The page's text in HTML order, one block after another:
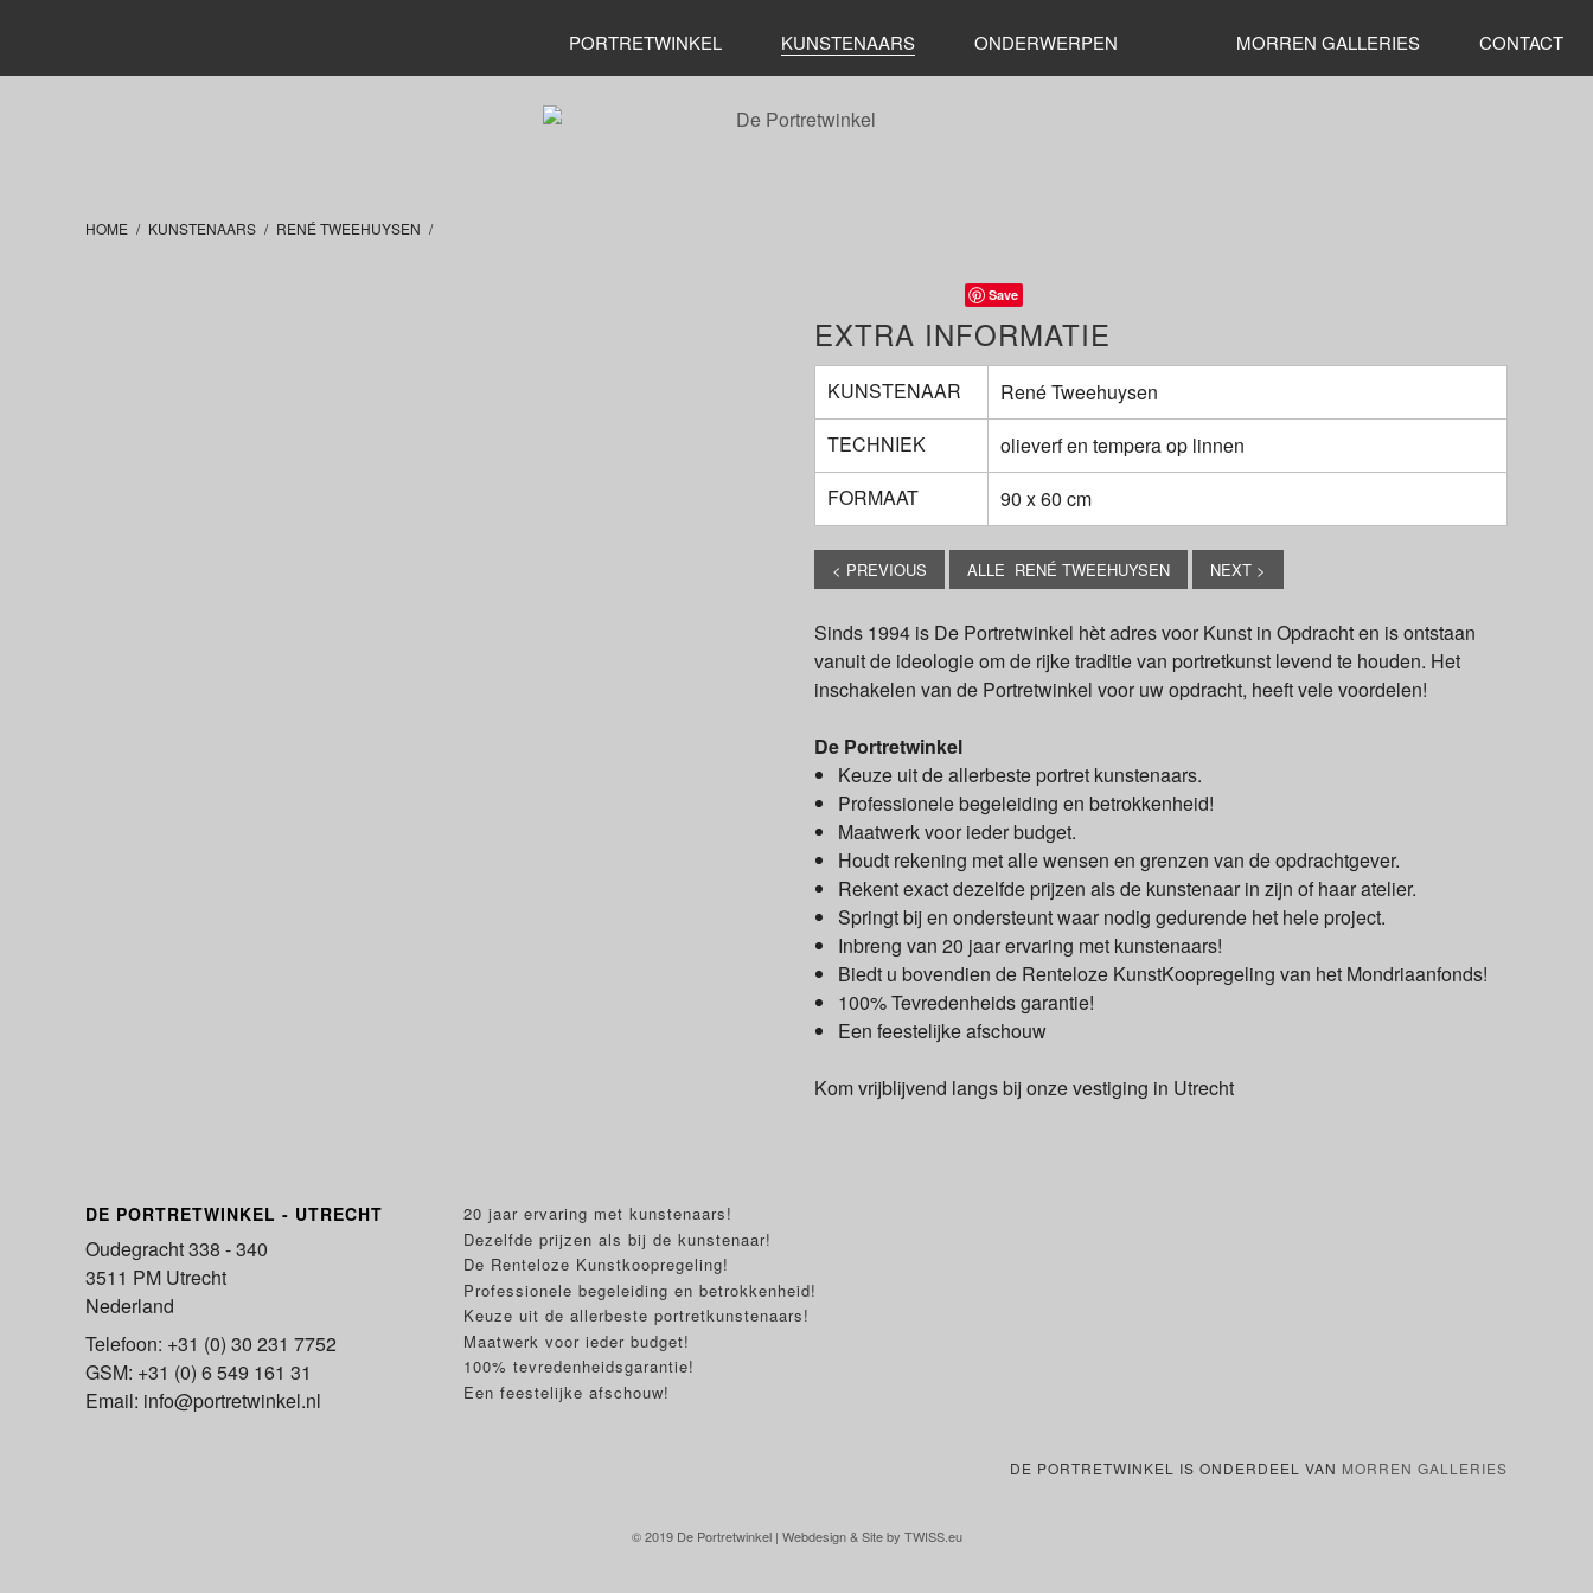
PORTRETWINKEL KUNSTENAARS ONDERWERPEN MORREN GALLERIES CONTACT
HOME / KUNSTENAARS / RENÉ TWEEHUYSEN /
Save
EXTRA INFORMATIE
KUNSTENAAR
René Tweehuysen
TECHNIEK
olieverf en tempera op linnen
FORMAAT
90 x 60 cm
< PREVIOUS ALLE RENÉ TWEEHUYSEN NEXT >
Sinds 1994 is De Portretwinkel hèt adres voor Kunst in Opdracht en is ontstaan
vanuit de ideologie om de rijke traditie van portretkunst levend te houden. Het
inschakelen van de Portretwinkel voor uw opdracht, heeft vele voordelen!
De Portretwinkel
Keuze uit de allerbeste portret kunstenaars.
Professionele begeleiding en betrokkenheid!
Maatwerk voor ieder budget.
Houdt rekening met alle wensen en grenzen van de opdrachtgever.
Rekent exact dezelfde prijzen als de kunstenaar in zijn of haar atelier.
Springt bij en ondersteunt waar nodig gedurende het hele project.
Inbreng van 20 jaar ervaring met kunstenaars!
Biedt u bovendien de Renteloze KunstKoopregeling van het Mondriaanfonds!
100% Tevredenheids garantie!
Een feestelijke afschouw
Kom vrijblijvend langs bij onze vestiging in Utrecht
DE PORTRETWINKEL - UTRECHT
Oudegracht 338 - 340
3511 PM Utrecht
Nederland
Telefoon: +31 (0) 30 231 7752
GSM: +31 (0) 6 549 161 31
Email: info@portretwinkel.nl
20 jaar ervaring met kunstenaars!
Dezelfde prijzen als bij de kunstenaar!
De Renteloze Kunstkoopregeling!
Professionele begeleiding en betrokkenheid!
Keuze uit de allerbeste portretkunstenaars!
Maatwerk voor ieder budget!
100% tevredenheidsgarantie!
Een feestelijke afschouw!
DE PORTRETWINKEL IS ONDERDEEL VAN MORREN GALLERIES
© 2019 De Portretwinkel | Webdesign & Site by TWISS.eu